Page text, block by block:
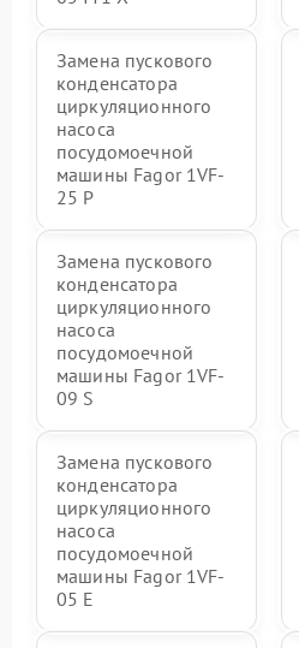
Замена пускового
конденсатора
циркуляционного
насоса
посудомоечной
машины Fagor 1VF-
25 P
Замена пускового
конденсатора
циркуляционного
насоса
посудомоечной
машины Fagor 1VF-
09 S
Замена пускового
конденсатора
циркуляционного
насоса
посудомоечной
машины Fagor 1VF-
05 E